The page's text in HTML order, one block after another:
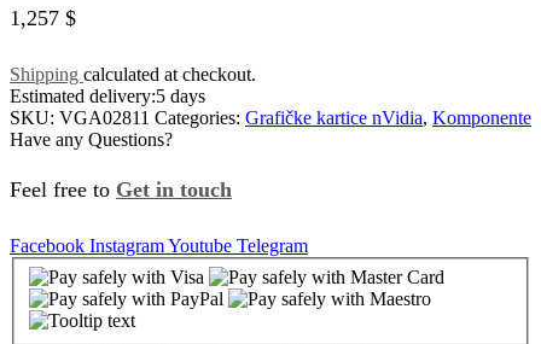
1,257 $
Shipping calculated at checkout.
Estimated delivery:5 days
SKU: VGA02811 Categories: Grafičke kartice nVidia, Komponente
Have any Questions?
Feel free to Get in touch
Facebook InstagramYoutube Telegram